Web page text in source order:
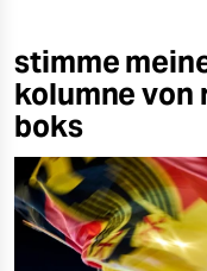
stimme
kolumne von
boks